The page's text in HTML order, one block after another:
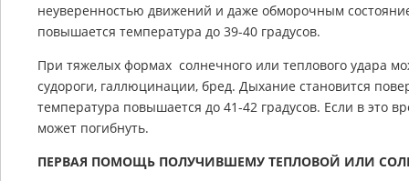
неуверенностью движений и даже обморочным
повышается температура до 39-40 градусов.
При тяжелых формах солнечного или теплового удара
судороги, галлюцинации, бред. Дыхание становится
температура повышается до 41-42 градусов. Если в это
может погибнуть.
ПЕРВАЯ ПОМОЩЬ ПОЛУЧИВШЕМУ ТЕПЛОВОЙ ИЛИ